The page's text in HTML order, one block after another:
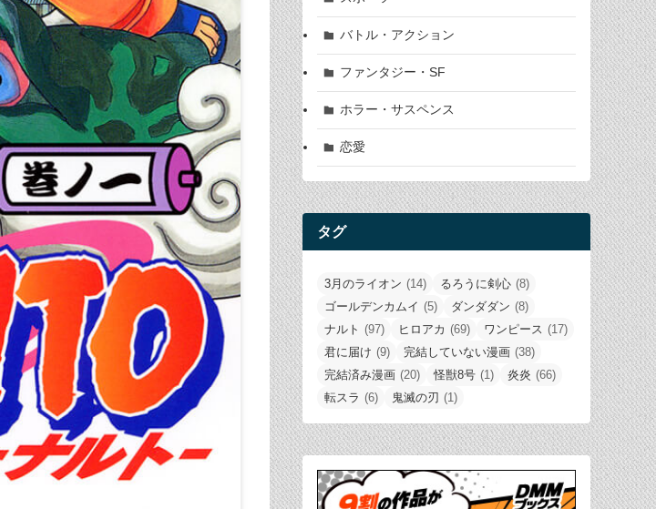
バトル・アクション
ファンタジー・SF
ホラー・サスペンス
恋愛
タグ
3月のライオン (14) るろうに剣心 (8)
ゴールデンカムイ (5) ダンダダン (8)
ナルト (97) ヒロアカ (69) ワンピース (17)
君に届け (9) 完結していない漫画 (38)
完結済み漫画 (20) 怪獣8号 (1) 炎炎 (66)
転スラ (6) 鬼滅の刃 (1)